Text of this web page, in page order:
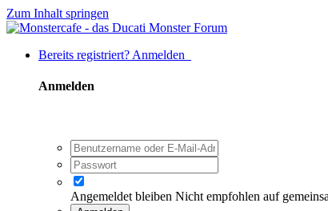
Zum Inhalt springen
Bereits registriert? Anmelden
Anmelden
Angemeldet bleiben Nicht empfohlen auf